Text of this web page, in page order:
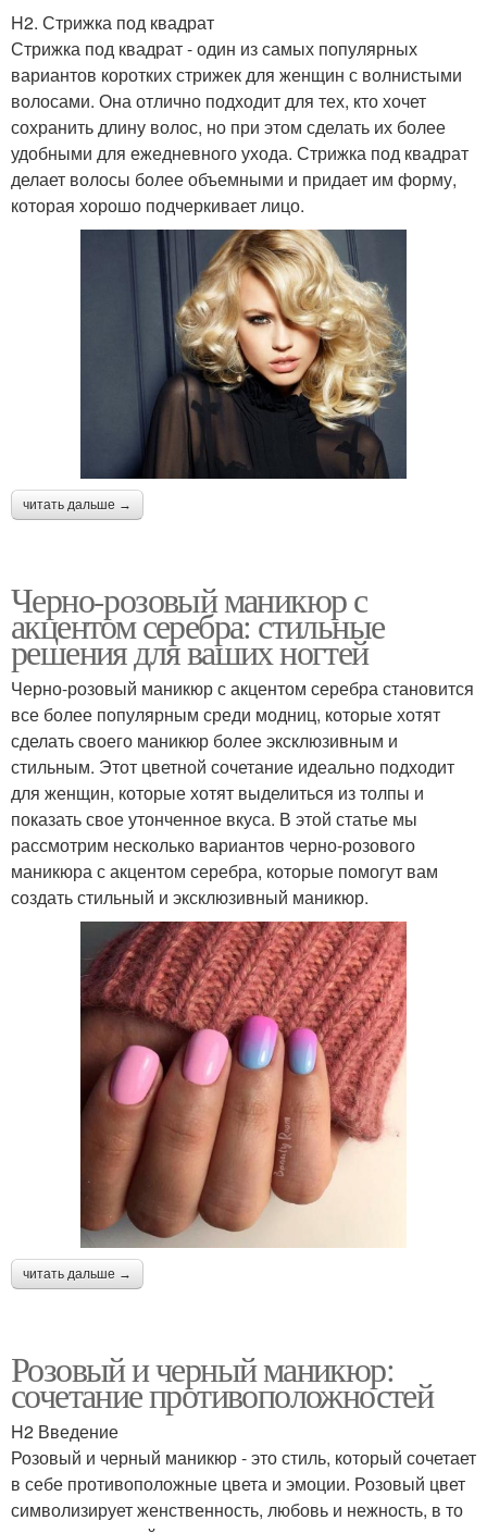
H2. Стрижка под квадрат
Стрижка под квадрат - один из самых популярных
вариантов коротких стрижек для женщин с волнистыми
волосами. Она отлично подходит для тех, кто хочет
сохранить длину волос, но при этом сделать их более
удобными для ежедневного ухода. Стрижка под квадрат
делает волосы более объемными и придает им форму,
которая хорошо подчеркивает лицо.
читать дальше →
Черно-розовый маникюр с
акцентом серебра: стильные
решения для ваших ногтей
Черно-розовый маникюр с акцентом серебра становится
все более популярным среди модниц, которые хотят
сделать своего маникюр более эксклюзивным и
стильным. Этот цветной сочетание идеально подходит
для женщин, которые хотят выделиться из толпы и
показать свое утонченное вкуса. В этой статье мы
рассмотрим несколько вариантов черно-розового
маникюра с акцентом серебра, которые помогут вам
создать стильный и эксклюзивный маникюр.
читать дальше →
Розовый и черный маникюр:
сочетание противоположностей
H2 Введение
Розовый и черный маникюр - это стиль, который сочетает
в себе противоположные цвета и эмоции. Розовый цвет
символизирует женственность, любовь и нежность, в то